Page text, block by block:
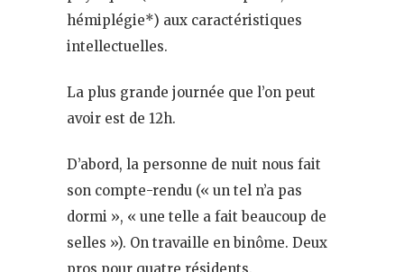
hémiplégie*) aux caractéristiques
intellectuelles.
La plus grande journée que l’on peut
avoir est de 12h.
D’abord, la personne de nuit nous fait
son compte-rendu (« un tel n’a pas
dormi », « une telle a fait beaucoup de
selles »). On travaille en binôme. Deux
pros pour quatre résidents.